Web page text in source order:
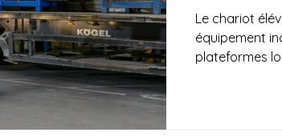
Le chariot élévateur
équipement
plateformes